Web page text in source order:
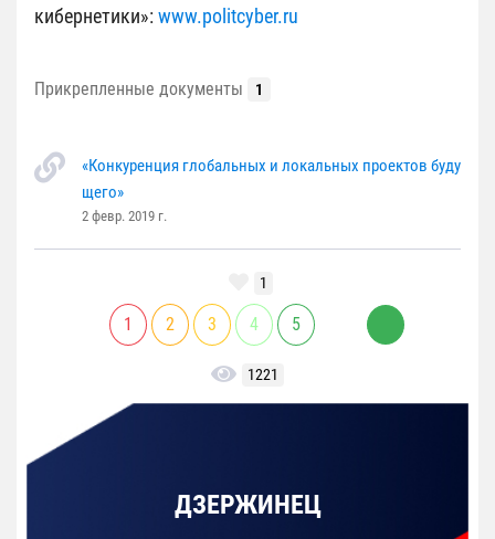
кибернетики»:www.politcyber.ru
Прикрепленные документы 1
«Конкуренция глобальных и локальных проектов буду
щего»
2 февр. 2019 г.
1
1 2 3 4 5
1221
ДЗЕРЖИНЕЦ